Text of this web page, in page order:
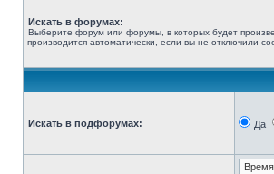
Искать в форумах:
Выберите форум или форумы, в которых будет
производится автоматически, если вы не отключили
Искать в подфорумах: Да